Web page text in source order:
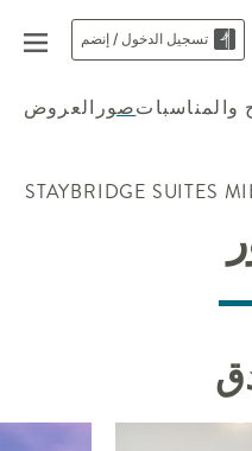
تسجيل الدخول / إنضم
والمناسباتصور العروض
STAYBRIDGE SUITES